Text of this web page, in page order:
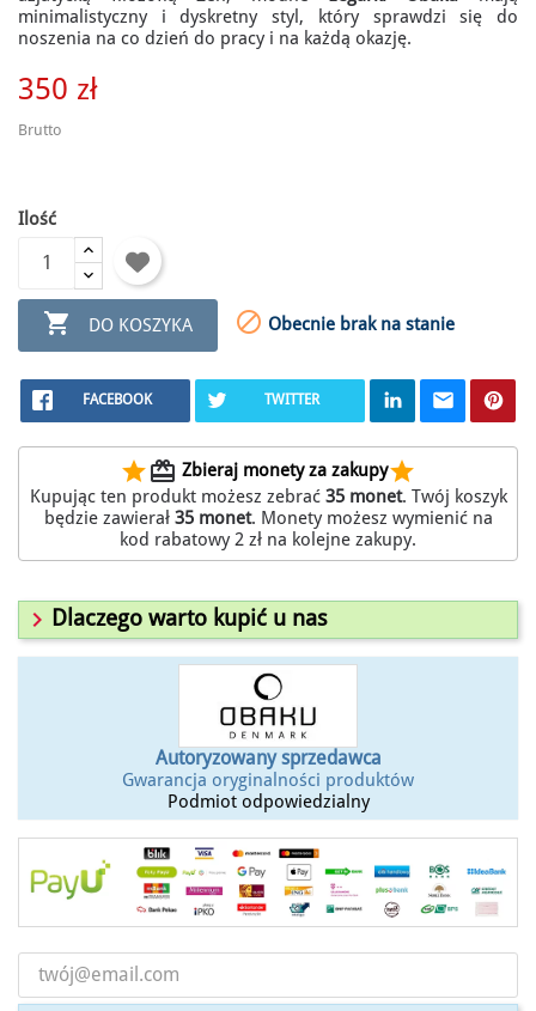
minimalistyczny i dyskretny styl, który sprawdzi się do
noszenia na co dzień do pracy i na każdą okazję.
350 zł
Brutto
Ilość
 DO KOSZYKA  Obecnie brak na stanie
FACEBOOK TWITTER
starredeem Zbieraj monety za zakupystar
Kupując ten produkt możesz zebrać 35monet. Twój koszyk
będzie zawierał 35monet. Monety możesz wymienić na
kod rabatowy 2 zł na kolejne zakupy.
 Dlaczego warto kupić u nas
Autoryzowany sprzedawca
Gwarancja oryginalności produktów
Podmiot odpowiedzialny